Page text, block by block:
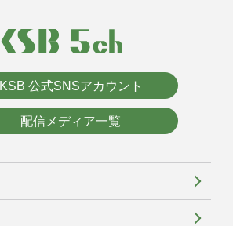
KSB 公式SNSアカウント
配信メディア一覧